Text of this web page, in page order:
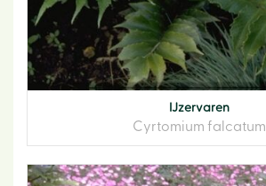
IJzervaren
Cyrtomium falcatum